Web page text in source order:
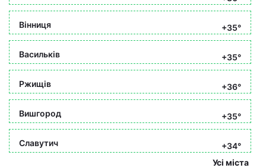
Вінниця +35°
Васильків +35°
Ржищів +36°
Вишгород +35°
Славутич
+34°
Усі міста